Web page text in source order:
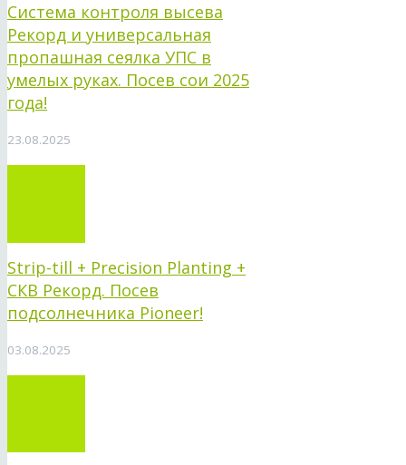
Система контроля высева
Рекорд и универсальная
пропашная сеялка УПС в
умелых руках. Посев сои 2025
года!
23.08.2025
Strip-till + Precision Planting +
СКВ Рекорд. Посев
подсолнечника Pioneer!
03.08.2025